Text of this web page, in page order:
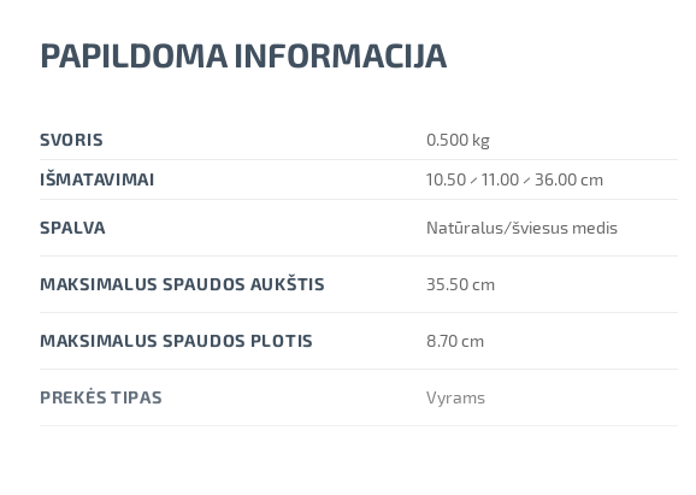
PAPILDOMA INFORMACIJA
SVORIS
0.500 kg
IŠMATAVIMAI
10.50 × 11.00 × 36.00 cm
SPALVA Natūralus/šviesus medis
MAKSIMALUS SPAUDOS AUKŠTIS 35.50 cm
MAKSIMALUS SPAUDOS PLOTIS 8.70 cm
PREKĖS TIPAS Vyrams